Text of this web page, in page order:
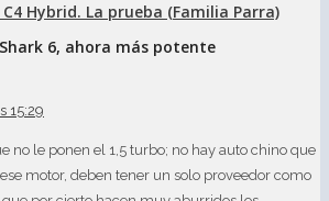
Hybrid. La prueba (Familia Parra)
Shark 6, ahora más potente
15:29
no le ponen el 1,5 turbo; no hay auto chino que
motor, deben tener un solo proveedor como